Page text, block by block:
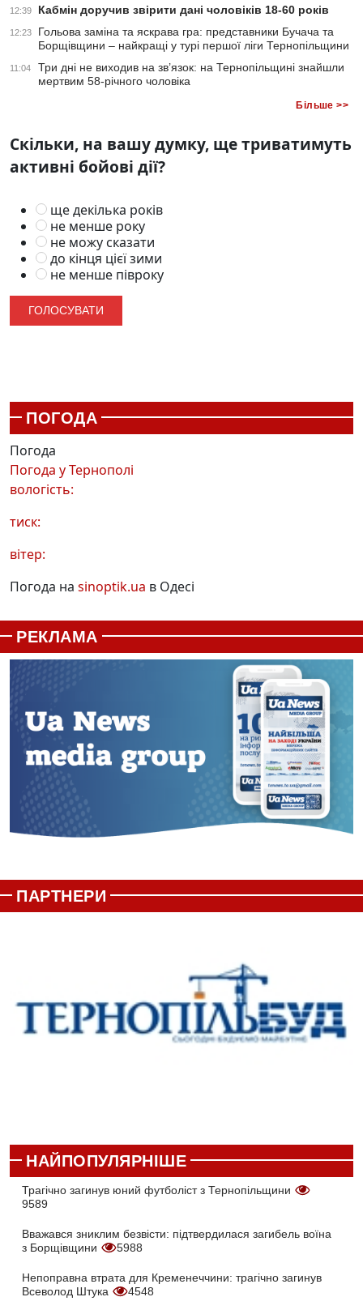
12:39 Кабмін доручив звірити дані чоловіків 18-60 років
12:23
Гольова заміна та яскрава гра: представники Бучача та
Борщівщини – найкращі у турі першої ліги Тернопільщини
11:04
Три дні не виходив на зв’язок: на Тернопільщині знайшли
мертвим 58-річного чоловіка
Більше >>
Скільки, на вашу думку, ще триватимуть
активні бойові дії?
ще декілька років
не менше року
не можу сказати
до кінця цієї зими
не менше півроку
ПОГОДА
Погода
Погода уТернополі
вологість:
тиск:
вітер:
Погода на sinoptik.ua в Одесі
РЕКЛАМА
ПАРТНЕРИ
НАЙПОПУЛЯРНІШЕ
Трагічно загинув юний футболіст з Тернопільщини
9589
Вважався зниклим безвісти: підтвердилася загибель воїна
з Борщівщини
5988
Непоправна втрата для Кременеччини: трагічно загинув
Всеволод Штука
4548